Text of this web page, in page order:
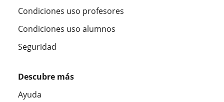
Condiciones uso profesores
Condiciones uso alumnos
Seguridad
Descubre más
Ayuda